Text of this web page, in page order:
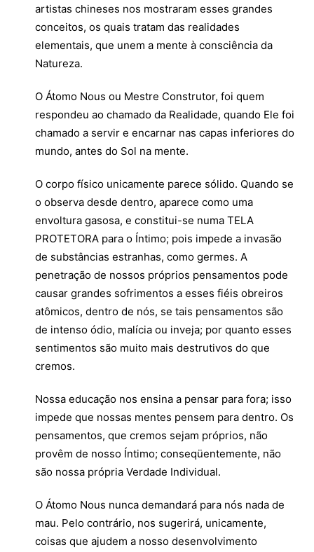
artistas chineses nos mostraram esses grandes
conceitos, os quais tratam das realidades
elementais, que unem a mente à consciência da
Natureza.
O Átomo Nous ou Mestre Construtor, foi quem
respondeu ao chamado da Realidade, quando Ele foi
chamado a servir e encarnar nas capas inferiores do
mundo, antes do Sol na mente.
O corpo físico unicamente parece sólido. Quando se
o observa desde dentro, aparece como uma
envoltura gasosa, e constitui-se numa TELA
PROTETORA para o Íntimo; pois impede a invasão
de substâncias estranhas, como germes. A
penetração de nossos próprios pensamentos pode
causar grandes sofrimentos a esses fiéis obreiros
atômicos, dentro de nós, se tais pensamentos são
de intenso ódio, malícia ou inveja; por quanto esses
sentimentos são muito mais destrutivos do que
cremos.
Nossa educação nos ensina a pensar para fora; isso
impede que nossas mentes pensem para dentro. Os
pensamentos, que cremos sejam próprios, não
provêm de nosso Íntimo; conseqüentemente, não
são nossa própria Verdade Individual.
O Átomo Nous nunca demandará para nós nada de
mau. Pelo contrário, nos sugerirá, unicamente,
coisas que ajudem a nosso desenvolvimento